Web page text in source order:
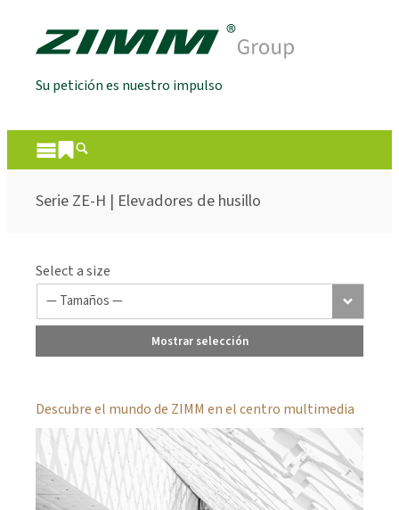
Su petición es nuestro impulso
Serie ZE-H | Elevadores de husillo
Select a size
Mostrar selección
Descubre el mundo de ZIMM en el centro multimedia